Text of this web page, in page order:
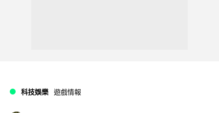
科技娛樂 遊戲情報